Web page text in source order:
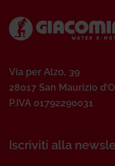
Via per Alzo, 39
28017 San Maurizio
P.IVA 01792290031
Iscriviti alla